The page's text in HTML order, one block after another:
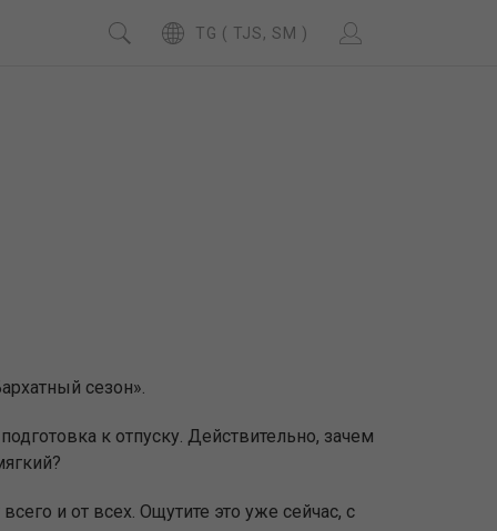
TG ( TJS, SM )
сезон».
к отпуску. Действительно, зачем
и от всех. Ощутите это уже сейчас, с